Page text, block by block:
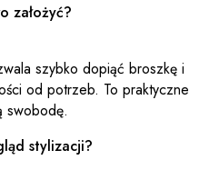
założyć?
szybko dopiąć broszkę i
od potrzeb. To praktyczne
swobodę.
stylizacji?